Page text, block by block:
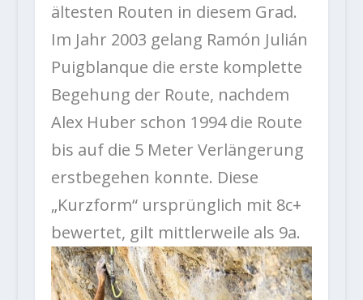
ältesten Routen in diesem Grad.
Im Jahr 2003 gelang Ramón Julián
Puigblanque die erste komplette
Begehung der Route, nachdem
Alex Huber schon 1994 die Route
bis auf die 5 Meter Verlängerung
erstbegehen konnte. Diese
„Kurzform“ ursprünglich mit 8c+
bewertet, gilt mittlerweile als 9a.